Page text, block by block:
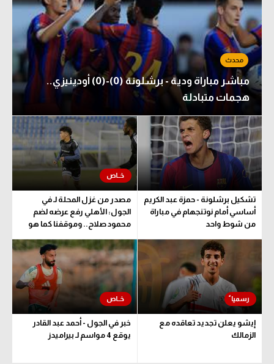
مباشر مباراة ودية - برشلونة (0)-(0) أودينيزي..
هجمات متبادلة
تشكيل برشلونة - حمزة عبد الكريم
أساسي أمام نوتنجهام في مباراة
من شوط واحد
مصدر من غزل المحلة لـ في
الجول: الأهلي رفع عرضه لضم
محمود صلاح.. وموقفنا كما هو
إيشو يعلن تجديد تعاقده مع
الزمالك
خبر في الجول - أحمد عبد القادر
يوقع 4 مواسم لـ بيراميدز